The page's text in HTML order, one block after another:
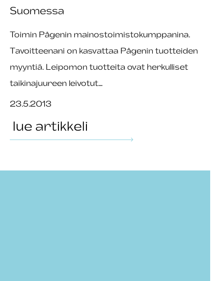
Suomessa
Toimin Pågenin mainostoimistokumppanina.
Tavoitteenani on kasvattaa Pågenin tuotteiden
myyntiä. Leipomon tuotteita ovat herkulliset
taikinajuureen leivotut…
23.5.2013
lue artikkeli